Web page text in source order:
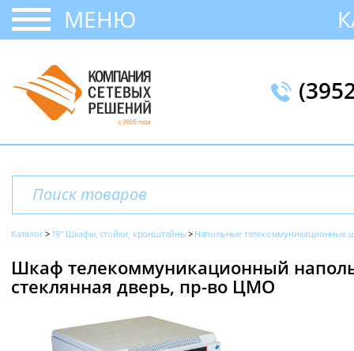
МЕНЮ
Каталог 19" Шкафы, стойки, кронштейны Напольные телекоммуникационные
Шкаф телекоммуникационный
стеклянная дверь, пр-во ЦМО